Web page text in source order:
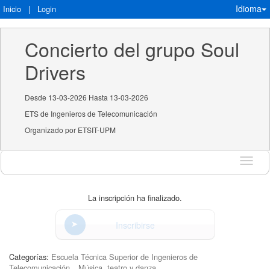
Inicio | Login Idioma
Concierto del grupo Soul
Drivers
Desde 13-03-2026 Hasta 13-03-2026
ETS de Ingenieros de Telecomunicación
Organizado por ETSIT-UPM
Idioma
La inscripción ha finalizado.
Inscribirse
Categorías: Escuela Técnica Superior de Ingenieros de